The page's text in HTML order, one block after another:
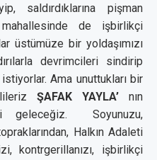
saldırdıklarına pişman
de işbirlikçi
üstümüze bir yoldaşımızı
devrimcileri sindirip
Ama unuttukları bir
ŞAFAK YAYLA’nın
geleceğiz. Soyunuzu,
Halkın Adaleti
kontrgerillanızı, işbirlikçi